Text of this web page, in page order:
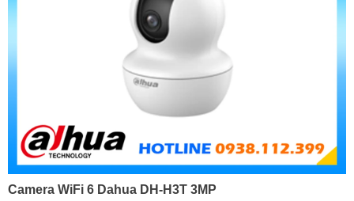
Camera WiFi 6 Dahua DH-H3T 3MP